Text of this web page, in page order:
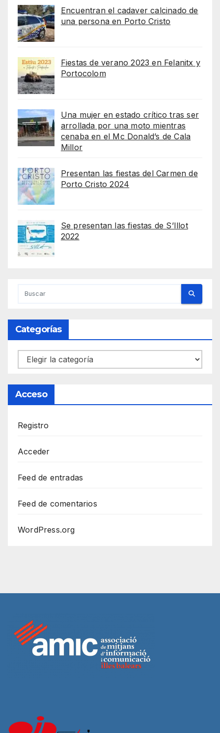
Encuentran el cadaver calcinado de
una persona en Porto Cristo
Fiestas de verano 2023 en Felanitx y
Portocolom
Una mujer en estado crítico tras ser
arrollada por una moto mientras
cenaba en el Mc Donald’s de Cala
Millor
Presentan las fiestas del Carmen de
Porto Cristo 2024
Se presentan las fiestas de S’Illot
2022
Categorías
Categorías
Acceso
Registro
Acceder
Feed de entradas
Feed de comentarios
WordPress.org